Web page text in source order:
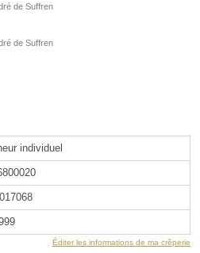
de Suffren
de Suffren
individuel
Éditer les informations de ma crêperie